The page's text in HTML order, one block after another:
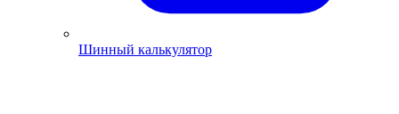
Шинный калькулятор